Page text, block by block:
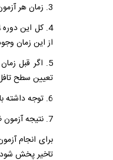
3. زمان هر آزمون در آغاز آزمون نوشته شده است و با شروع آزمون شمارنده معکوس زمان در بالا صفحه نمایش داده خواهد شد.
4. کل این دوره 4 ساعت می باشد و پس از آن دسترسی شما به دوره
از این زمان
تعیین سطح تافل
6. توجه داشته باشید که زمان آزمون ها با خارج شدن از سایت متوقف نمی شود.
7. نتیجه آزمون ظرف 48 ساعت در سایت ibtil.org متعاقباً اعلام خواهد شد.
برای انجام
تاخیر پخش